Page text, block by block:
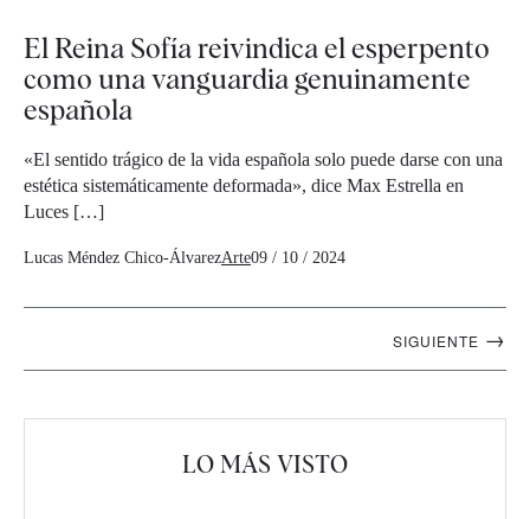
El Reina Sofía reivindica el esperpento
como una vanguardia genuinamente
española
«El sentido trágico de la vida española solo puede darse con una
estética sistemáticamente deformada», dice Max Estrella en
Luces […]
Lucas Méndez Chico-ÁlvarezArte09 / 10 / 2024
SIGUIENTE →
LO MÁS VISTO